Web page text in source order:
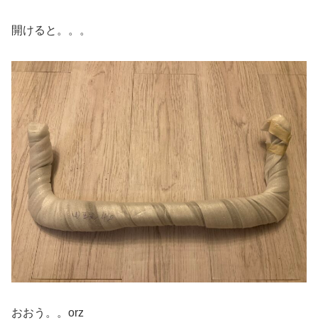
開けると。。。
おおう。。orz